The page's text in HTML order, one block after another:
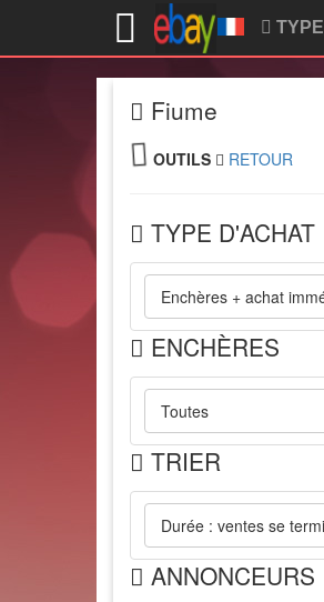
TYPE
Fiume
OUTILS RETOUR
TYPE D'ACHAT
ENCHÈRES
TRIER
ANNONCEURS